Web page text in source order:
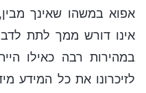
אפוא במשהו שאינך
אינו דורש ממך לתת
במהירות רבה כאילו
לזיכרונו את כל המידע